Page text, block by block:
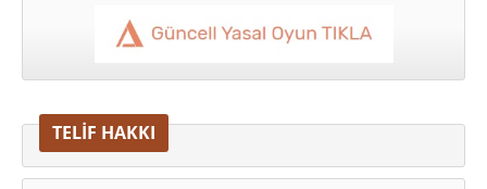
TELİF HAKKI